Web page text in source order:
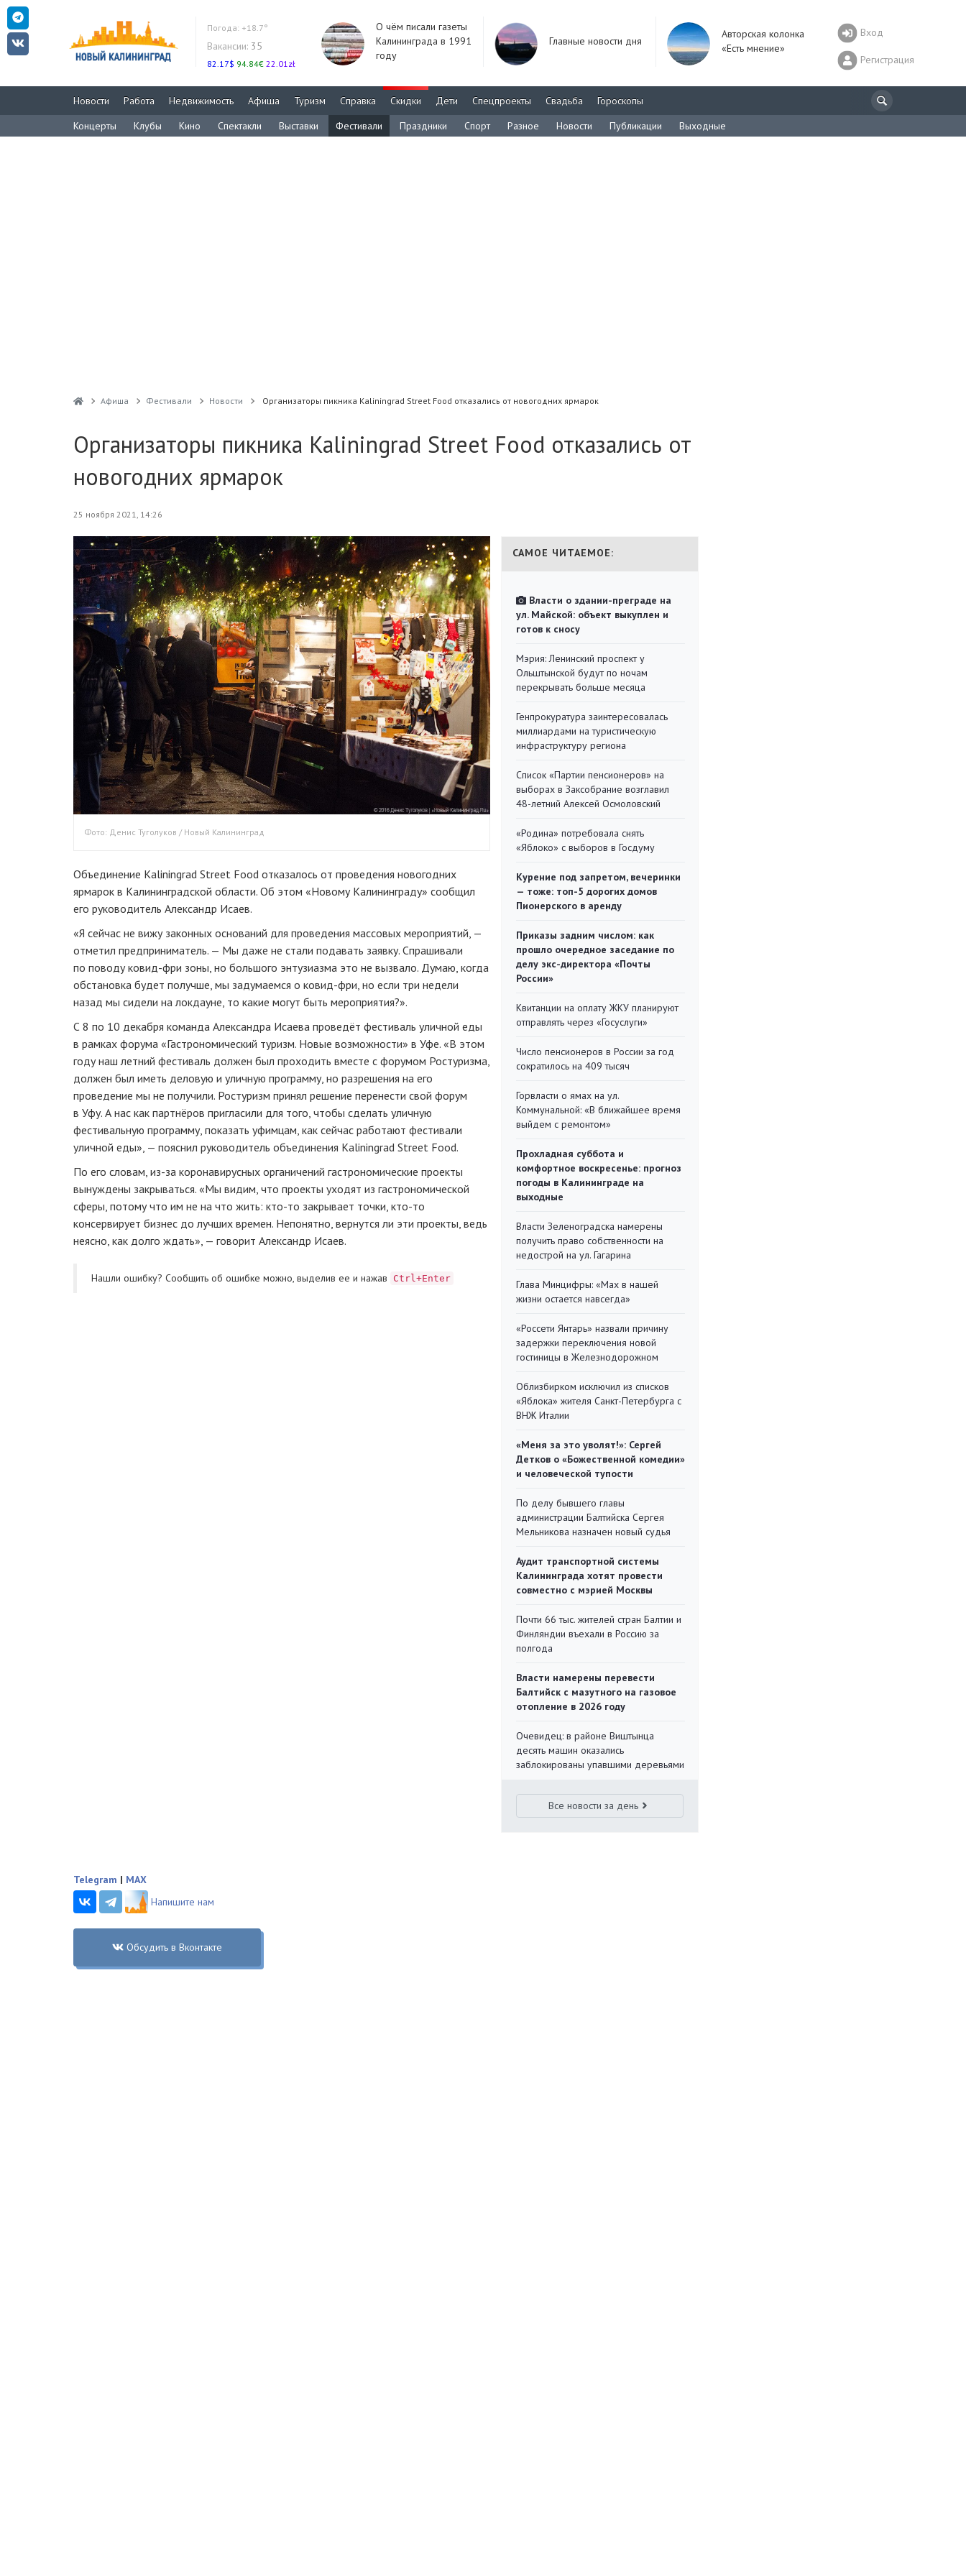
Погода: +18.7°
Вакансии: 35
82.17$ 94.84€ 22.01zł
О чём писали газеты
Калининграда в 1991
году
Главные новости дня
Авторская колонка
«Есть мнение»
Вход
Регистрация
Новости Работа Недвижимость Афиша Туризм Справка Скидки Дети Спецпроекты Свадьба
Гороскопы
Концерты
Клубы Кино Спектакли Выставки Фестивали Праздники Спорт Разное Новости Публикации Выходные
Афиша Фестивали Новости Организаторы пикника Kaliningrad Street Food отказались от новогодних ярмарок
Организаторы пикника Kaliningrad Street Food отказались от
новогодних ярмарок
25 ноября 2021, 14:26
Фото: Денис Туголуков / Новый Калининград
Объединение Kaliningrad Street Food отказалось от проведения новогодних
ярмарок в Калининградской области. Об этом «Новому Калининграду» сообщил
его руководитель Александр Исаев.
«Я сейчас не вижу законных оснований для проведения массовых мероприятий, —
отметил предприниматель. — Мы даже не стали подавать заявку. Спрашивали
по поводу ковид-фри зоны, но большого энтузиазма это не вызвало. Думаю, когда
обстановка будет получше, мы задумаемся о ковид-фри, но если три недели
назад мы сидели на локдауне, то какие могут быть мероприятия?».
С 8 по 10 декабря команда Александра Исаева проведёт фестиваль уличной еды
в рамках форума «Гастрономический туризм. Новые возможности» в Уфе. «В этом
году наш летний фестиваль должен был проходить вместе с форумом Ростуризма,
должен был иметь деловую и уличную программу, но разрешения на его
проведение мы не получили. Ростуризм принял решение перенести свой форум
в Уфу. А нас как партнёров пригласили для того, чтобы сделать уличную
фестивальную программу, показать уфимцам, как сейчас работают фестивали
уличной еды», — пояснил руководитель объединения Kaliningrad Street Food.
По его словам, из-за коронавирусных органичений гастрономические проекты
вынуждены закрываться. «Мы видим, что проекты уходят из гастрономической
сферы, потому что им не на что жить: кто-то закрывает точки, кто-то
консервирует бизнес до лучших времен. Непонятно, вернутся ли эти проекты, ведь
неясно, как долго ждать», — говорит Александр Исаев.
Нашли ошибку? Cообщить об ошибке можно, выделив ее и нажав Ctrl+Enter
САМОЕ ЧИТАЕМОЕ:
Власти о здании-преграде на
ул. Майской: объект выкуплен и
готов к сносу
Мэрия: Ленинский проспект у
Ольштынской будут по ночам
перекрывать больше месяца
Генпрокуратура заинтересовалась
миллиардами на туристическую
инфраструктуру региона
Список «Партии пенсионеров» на
выборах в Заксобрание возглавил
48-летний Алексей Осмоловский
«Родина» потребовала снять
«Яблоко» с выборов в Госдуму
Курение под запретом, вечеринки
— тоже: топ-5 дорогих домов
Пионерского в аренду
Приказы задним числом: как
прошло очередное заседание по
делу экс-директора «Почты
России»
Квитанции на оплату ЖКУ планируют
отправлять через «Госуслуги»
Число пенсионеров в России за год
сократилось на 409 тысяч
Горвласти о ямах на ул.
Коммунальной: «В ближайшее время
выйдем с ремонтом»
Прохладная суббота и
комфортное воскресенье: прогноз
погоды в Калининграде на
выходные
Власти Зеленоградска намерены
получить право собственности на
недострой на ул. Гагарина
Глава Минцифры: «Мах в нашей
жизни остается навсегда»
«Россети Янтарь» назвали причину
задержки переключения новой
гостиницы в Железнодорожном
Облизбирком исключил из списков
«Яблока» жителя Санкт-Петербурга с
ВНЖ Италии
«Меня за это уволят!»: Сергей
Детков о «Божественной комедии»
и человеческой тупости
По делу бывшего главы
администрации Балтийска Сергея
Мельникова назначен новый судья
Аудит транспортной системы
Калининграда хотят провести
совместно с мэрией Москвы
Почти 66 тыс. жителей стран Балтии и
Финляндии въехали в Россию за
полгода
Власти намерены перевести
Балтийск с мазутного на газовое
отопление в 2026 году
Очевидец: в районе Виштынца
десять машин оказались
заблокированы упавшими деревьями
Все новости за день
Telegram | MAX
Напишите нам
Обсудить в Вконтакте